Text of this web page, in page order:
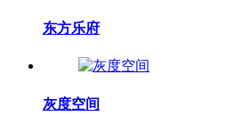
东方乐府
灰度空间